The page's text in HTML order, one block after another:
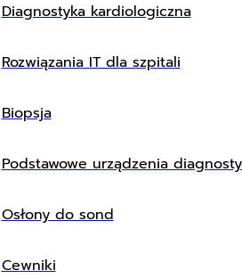
Diagnostyka kardiologiczna
Rozwiązania IT dla szpitali
Biopsja
Podstawowe urządzenia
Osłony do sond
Cewniki